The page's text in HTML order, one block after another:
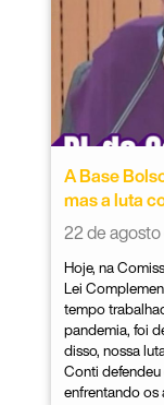
A Base
mas a luta
22 de
Hoje, na
Lei
tempo
pandemia, foi
disso, nossa
Conti
enfrentando